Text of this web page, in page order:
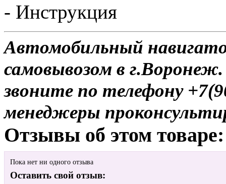
- Инструкция
Автомобильный
самовывозом в
звоните по телефону
менеджеры
Отзывы об этом товаре:
Пока нет ни одного отзыва
Оставить свой отзыв: